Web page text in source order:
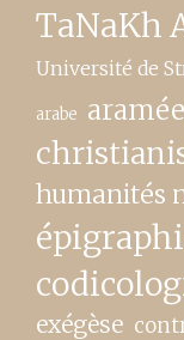
TaNaKh
Université de
arabe
humanités
exégèse